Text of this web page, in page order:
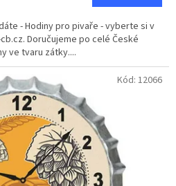
- Hodiny pro pivaře - vyberte si v
Doručujeme po celé České
ve tvaru zátky....
Kód: 12066